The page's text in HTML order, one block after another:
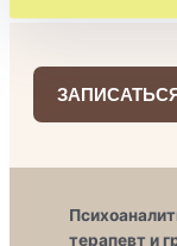
терапевт и